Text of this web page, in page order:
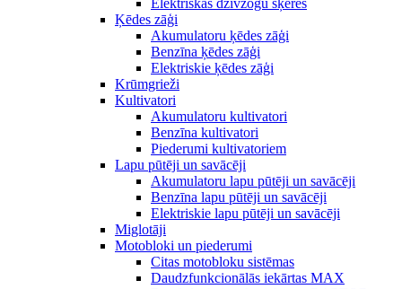
Elektriskās dzīvžogu šķēres
Ķēdes zāģi
Akumulatoru ķēdes zāģi
Benzīna ķēdes zāģi
Elektriskie ķēdes zāģi
Krūmgrieži
Kultivatori
Akumulatoru kultivatori
Benzīna kultivatori
Piederumi kultivatoriem
Lapu pūtēji un savācēji
Akumulatoru lapu pūtēji un savācēji
Benzīna lapu pūtēji un savācēji
Elektriskie lapu pūtēji un savācēji
Miglotāji
Motobloki un piederumi
Citas motobloku sistēmas
Daudzfunkcionālās iekārtas MAX